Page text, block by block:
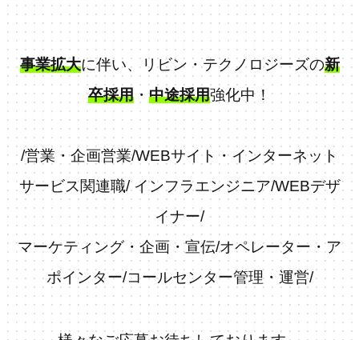
事業拡大に伴い、リビン・テクノロジーズの新
卒採用 ・中途採用強化中！
/営業・企画営業/WEBサイト・インターネット
サービス関連職/インフラエンジニア/WEBデザ
イナー/
マーケティング・企画・宣伝/オペレーター・ア
ポインター/コールセンター管理・運営/